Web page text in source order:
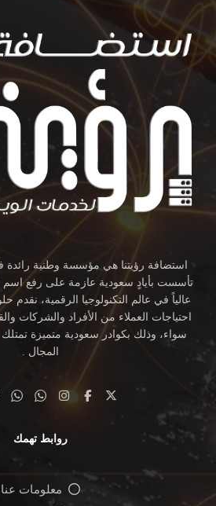
استضافة رؤيتنا هي مؤسسة وطنية
تأسست بأيادٍ سعودية عازمة على رفع اسم
عالياً في عالم التكنولوجيا الرقمية، نقدم
احتياجات العملاء من الأفراد والشركات
سواء، وذلك بكوادر سعودية متميزة تمتلك
المجال .
روابط تهمك
معلومات عنا